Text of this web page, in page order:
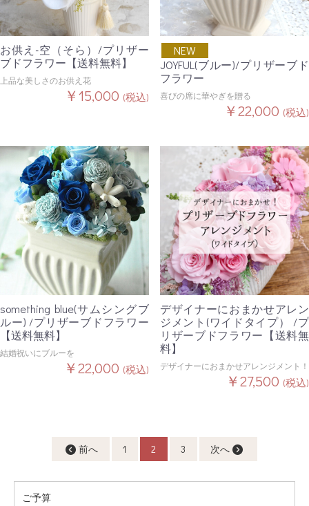
お供え-空（そら）/プリザー
ブドフラワー【送料無料】
上品な美しさのお供え花
￥15,000 (税込)
NEW
JOYFUL(ブルー)/プリザーブド
フラワー
喜びの席に華やぎを贈る
￥22,000 (税込)
something blue(サムシングブ
ルー) /プリザーブドフラワー
【送料無料】
結婚祝いにブルーを
￥22,000 (税込)
デザイナーにおまかせアレン
ジメント(ワイドタイプ） /プ
リザーブドフラワー【送料無
料】
デザイナーにおまかせアレンジメント！
￥27,500 (税込)
前へ 1 2 3 次へ
ご予算